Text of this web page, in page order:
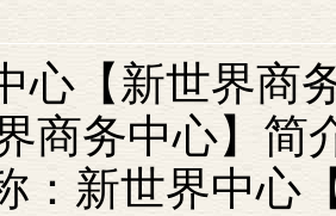
心【新世界商
商务中心】简
： 新世界中心